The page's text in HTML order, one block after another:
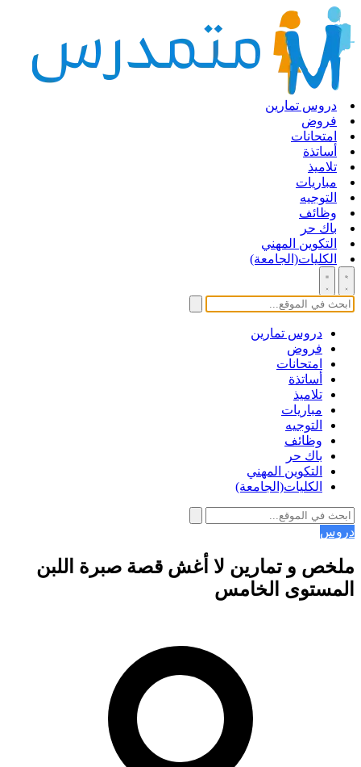
دروس تمارين
فروض
امتحانات
أساتذة
تلاميذ
مباريات
التوجيه
وظائف
باك حر
التكوين المهني
الكليات(الجامعة)
دروس تمارين
فروض
امتحانات
أساتذة
تلاميذ
مباريات
التوجيه
وظائف
باك حر
التكوين المهني
الكليات(الجامعة)
دروس
ملخص و تمارين لا أغش قصة صبرة اللبن
المستوى الخامس